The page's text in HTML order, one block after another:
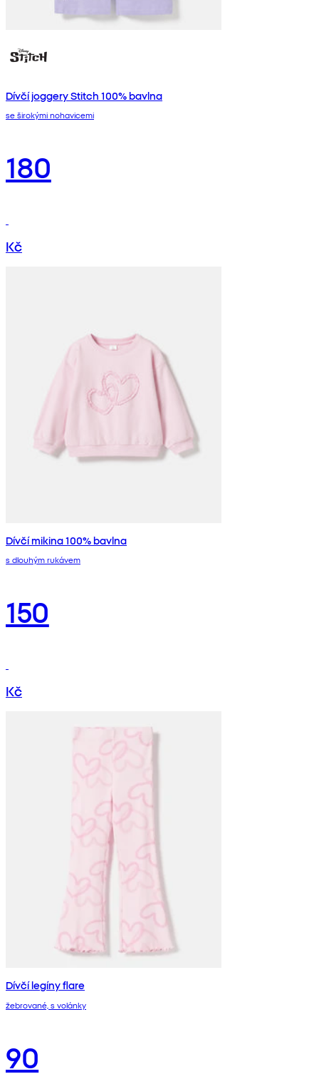
Dívčí joggery Stitch 100% bavlna
se širokými nohavicemi
180
Kč
Dívčí mikina 100% bavlna
s dlouhým rukávem
150
Kč
Dívčí legíny flare
žebrované, s volánky
90